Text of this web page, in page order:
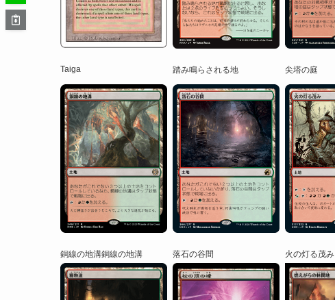
Taiga 踏み鳴らされる地 尖塔の庭
銅線の地溝銅線の地溝 落石の谷間 火の灯る茂み